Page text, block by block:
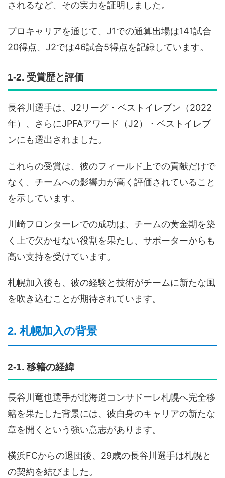
されるなど、その実力を証明しました。
プロキャリアを通じて、J1での通算出場は141試合
20得点、J2では46試合5得点を記録しています。
1-2. 受賞歴と評価
長谷川選手は、J2リーグ・ベストイレブン（2022
年）、さらにJPFAアワード（J2）・ベストイレブ
ンにも選出されました。
これらの受賞は、彼のフィールド上での貢献だけで
なく、チームへの影響力が高く評価されていること
を示しています。
川崎フロンターレでの成功は、チームの黄金期を築
く上で欠かせない役割を果たし、サポーターからも
高い支持を受けています。
札幌加入後も、彼の経験と技術がチームに新たな風
を吹き込むことが期待されています。
2. 札幌加入の背景
2-1. 移籍の経緯
長谷川竜也選手が北海道コンサドーレ札幌へ完全移
籍を果たした背景には、彼自身のキャリアの新たな
章を開くという強い意志があります。
横浜FCからの退団後、29歳の長谷川選手は札幌と
の契約を結びました。